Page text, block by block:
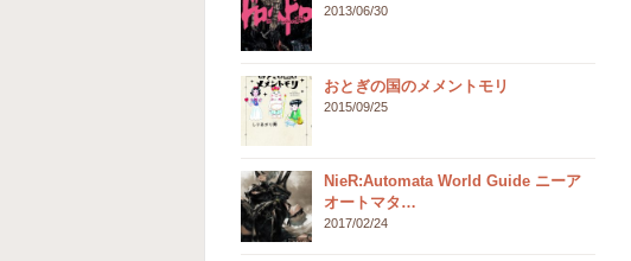
2013/06/30
おとぎの国のメメントモリ
2015/09/25
NieR:Automata World Guide ニーア
オートマタ…
2017/02/24